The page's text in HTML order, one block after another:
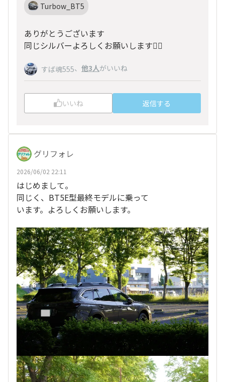
Turbow_BT5
ありがとうございます
同じシルバーよろしくお願いします🙂‍↕️
すば魂555、 他3人がいいね
いいね 返信する
グリフォレ
2026/06/02 22:11
はじめまして。
同じく、BT5E型最終モデルに乗って
います。よろしくお願いします。